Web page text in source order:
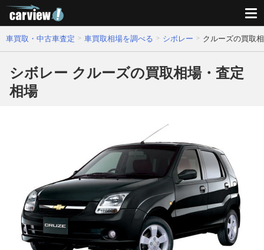
車買取・中古車査定 車買取相場を調べる シボレー クルーズの買取
シボレー クルーズの買取相場・査定
相場